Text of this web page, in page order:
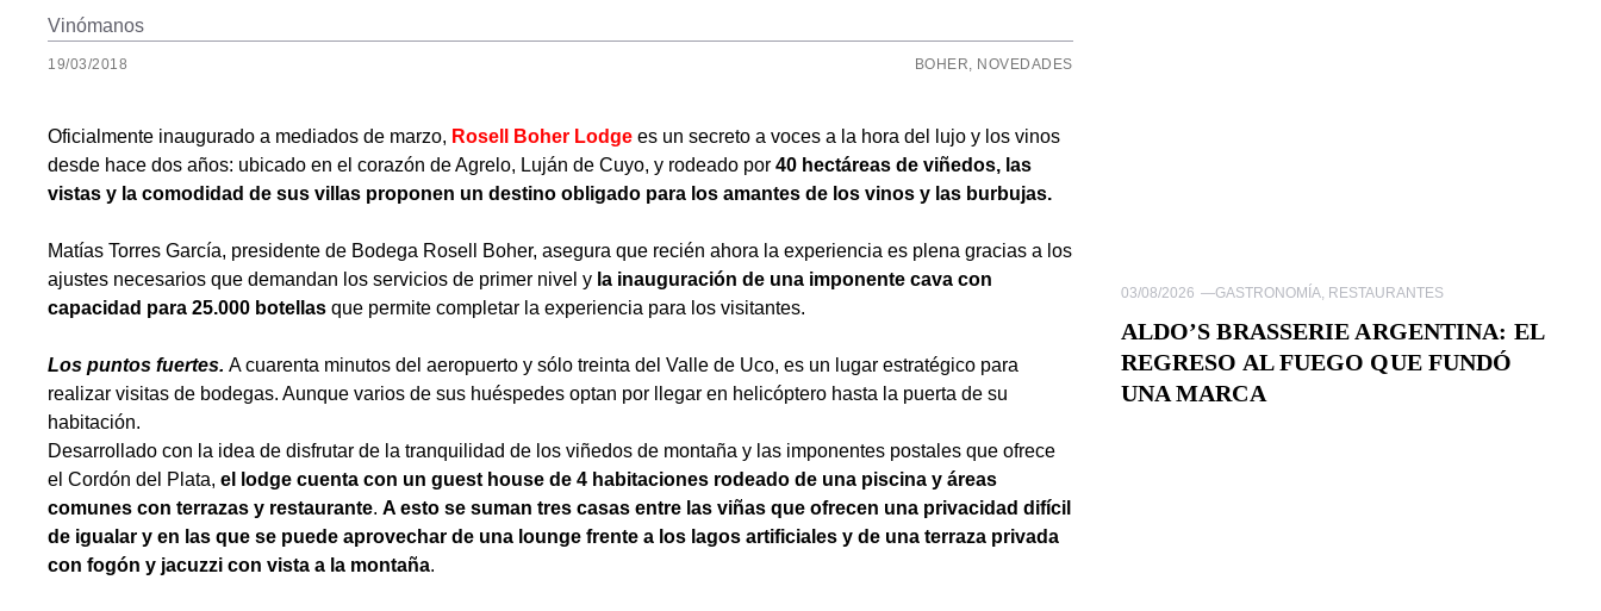
Vinómanos
19/03/2018 BOHER, NOVEDADES
Oficialmente inaugurado a mediados de marzo, Rosell Boher Lodge es un secreto a voces a la hora del lujo y los vinos
desde hace dos años: ubicado en el corazón de Agrelo, Luján de Cuyo, y rodeado por 40 hectáreas de viñedos, las
vistas y la comodidad de sus villas proponen un destino obligado para los amantes de los vinos y las burbujas.
Matías Torres García, presidente de Bodega Rosell Boher, asegura que recién ahora la experiencia es plena gracias a los
ajustes necesarios que demandan los servicios de primer nivel y la inauguración de una imponente cava con
capacidad para 25.000 botellas que permite completar la experiencia para los visitantes.
Los puntos fuertes. A cuarenta minutos del aeropuerto y sólo treinta del Valle de Uco, es un lugar estratégico para
realizar visitas de bodegas. Aunque varios de sus huéspedes optan por llegar en helicóptero hasta la puerta de su
habitación.
Desarrollado con la idea de disfrutar de la tranquilidad de los viñedos de montaña y las imponentes postales que ofrece
el Cordón del Plata, el lodge cuenta con un guest house de 4 habitaciones rodeado de una piscina y áreas
comunes con terrazas y restaurante. A esto se suman tres casas entre las viñas que ofrecen una privacidad difícil
de igualar y en las que se puede aprovechar de una lounge frente a los lagos artificiales y de una terraza privada
con fogón y jacuzzi con vista a la montaña.
03/08/2026 —GASTRONOMÍA, RESTAURANTES
ALDO’S BRASSERIE ARGENTINA: EL
REGRESO AL FUEGO QUE FUNDÓ
UNA MARCA